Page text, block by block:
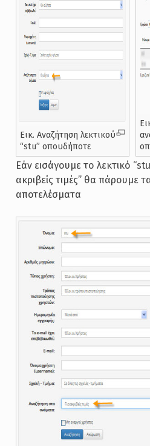
Εικ. Αναζήτηση λεκτικού
“stu” οπουδήποτε
Εάν εισάγουμε το λεκτικό
ακριβείς τιμές” θα πάρουμε
αποτελέσματα